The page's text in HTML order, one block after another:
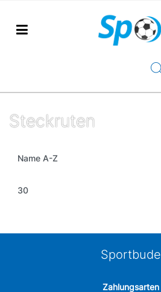
Steckruten
Sportbude
Zahlungsarten